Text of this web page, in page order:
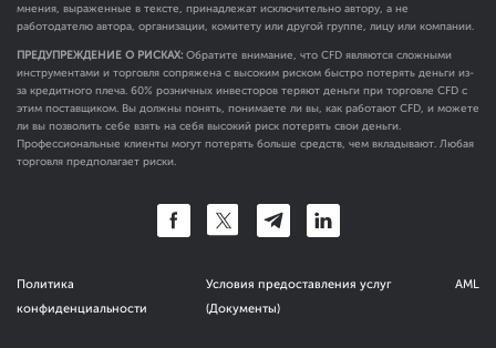
мнения, выраженные в тексте, принадлежат исключительно автору, а не
работодателю автора, организации, комитету или другой группе, лицу или компании.
ПРЕДУПРЕЖДЕНИЕ О РИСКАХ: Обратите внимание, что CFD являются сложными
инструментами и торговля сопряжена с высоким риском быстро потерять деньги из-
за кредитного плеча. 60% розничных инвесторов теряют деньги при торговле CFD с
этим поставщиком. Вы должны понять, понимаете ли вы, как работают CFD, и можете
ли вы позволить себе взять на себя высокий риск потерять свои деньги.
Профессиональные клиенты могут потерять больше средств, чем вкладывают. Любая
торговля предполагает риски.
Политика
конфиденциальности
Условия предоставления услуг
(Документы)
AML